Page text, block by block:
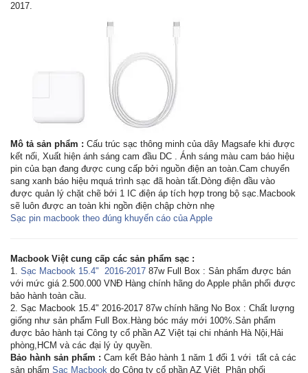
2017.
Mô tả sản phẩm : Cấu trúc sạc thông minh của dây Magsafe khi được
kết nối, Xuất hiện ánh sáng cam đầu DC . Ánh sáng màu cam báo hiệu
pin của bạn đang được cung cấp bởi nguồn điện an toàn.Cam chuyển
sang xanh báo hiệu mquá trình sạc đã hoàn tất.Dòng điện đầu vào
được quản lý chặt chẽ bới 1 IC điện áp tích hợp trong bộ sạc.Macbook
sẽ luôn được an toàn khi ngồn điện chập chờn nhẹ
Sạc pin macbook theo đúng khuyến cáo của Apple
Macbook Việt cung cấp các sản phẩm sạc :
1. Sạc Macbook 15.4" 2016-2017 87w Full Box : Sản phẩm được bán
với mức giá 2.500.000 VNĐ Hàng chính hãng do Apple phân phối được
bảo hành toàn cầu.
2. Sạc Macbook 15.4" 2016-2017 87w chính hãng No Box : Chất lượng
giống như sản phẩm Full Box.Hàng bóc máy mới 100%.Sản phẩm
được bảo hành tại Công ty cổ phần AZ Việt tại chi nhánh Hà Nội,Hải
phòng,HCM và các đại lý ủy quyền.
Bảo hành sản phẩm : Cam kết Bảo hành 1 năm 1 đổi 1 với tất cả các
sản phẩm Sạc Macbook do Công ty cổ phần AZ Việt Phân phối